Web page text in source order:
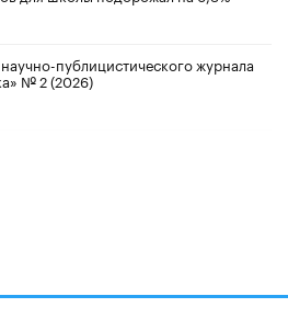
публицистического журнала
№ 2 (2026)